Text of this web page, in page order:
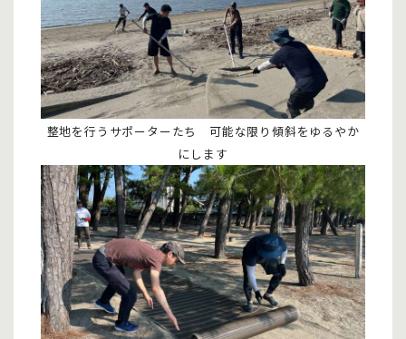
整地を行うサポーターたち 可能な限り傾斜をゆるやか
にします